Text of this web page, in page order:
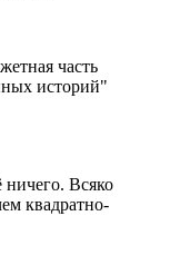
часть
историй"
Всяко
квадратно-